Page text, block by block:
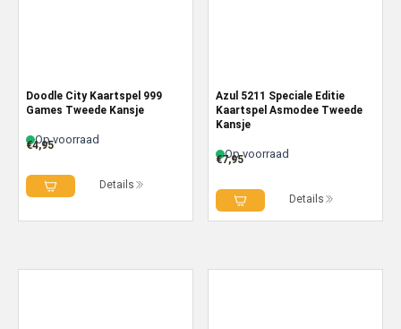
Doodle City Kaartspel 999
Games Tweede Kansje
Op voorraad
€4,95
Details
Azul 5211 Speciale Editie
Kaartspel Asmodee Tweede
Kansje
Op voorraad
€7,95
Details